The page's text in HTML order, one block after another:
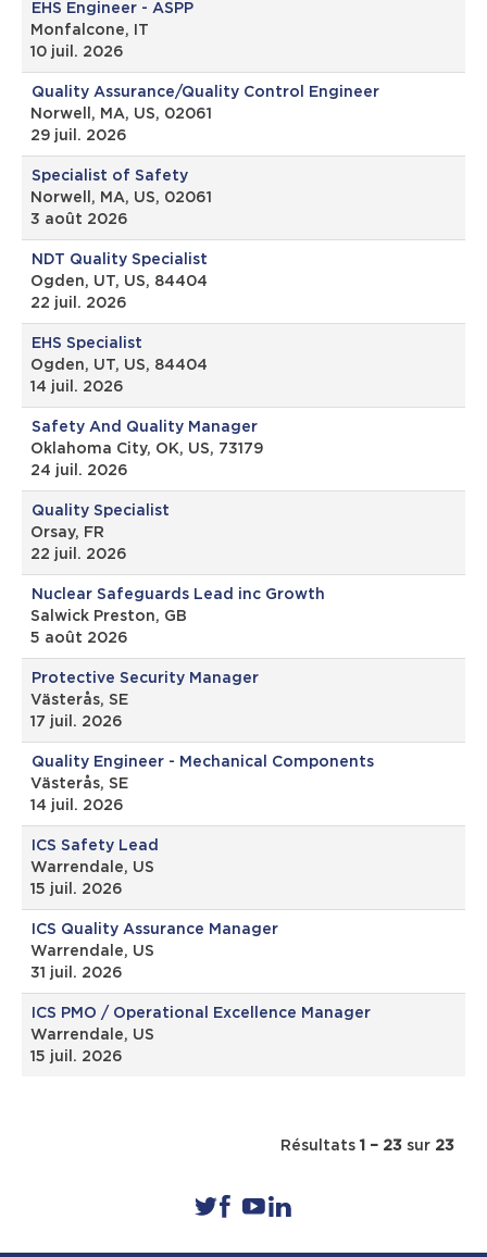
EHS Engineer - ASPP
Monfalcone, IT
10 juil. 2026
Quality Assurance/Quality Control Engineer
Norwell, MA, US, 02061
29 juil. 2026
Specialist of Safety
Norwell, MA, US, 02061
3 août 2026
NDT Quality Specialist
Ogden, UT, US, 84404
22 juil. 2026
EHS Specialist
Ogden, UT, US, 84404
14 juil. 2026
Safety And Quality Manager
Oklahoma City, OK, US, 73179
24 juil. 2026
Quality Specialist
Orsay, FR
22 juil. 2026
Nuclear Safeguards Lead inc Growth
Salwick Preston, GB
5 août 2026
Protective Security Manager
Västerås, SE
17 juil. 2026
Quality Engineer - Mechanical Components
Västerås, SE
14 juil. 2026
ICS Safety Lead
Warrendale, US
15 juil. 2026
ICS Quality Assurance Manager
Warrendale, US
31 juil. 2026
ICS PMO / Operational Excellence Manager
Warrendale, US
15 juil. 2026
Résultats 1 – 23 sur 23